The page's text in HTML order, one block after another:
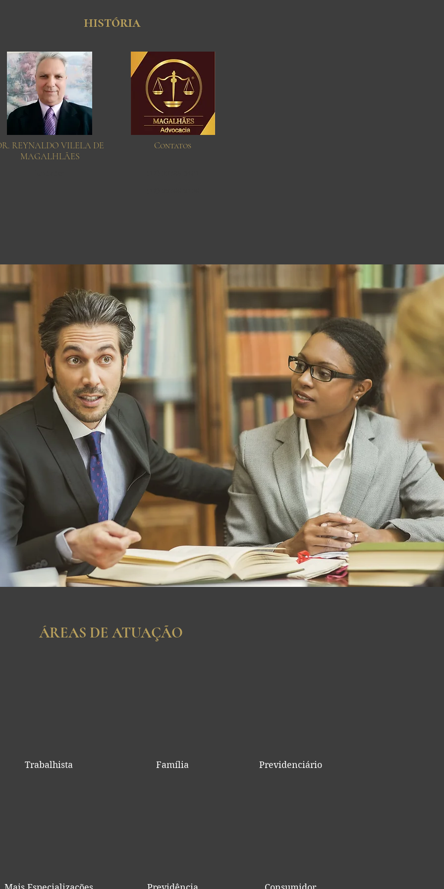
história
REYNALDO VILELA DE
MAGALHLÃES
Contatos
ÁREAS DE ATUAÇÃO
Trabalhista Família Previdenciário